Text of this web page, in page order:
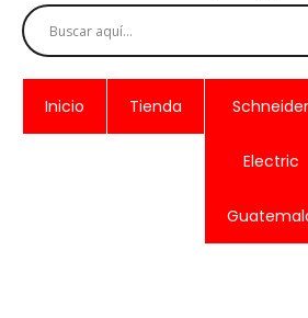
Inicio Tienda Schneider
Electric